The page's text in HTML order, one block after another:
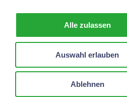
Alle zulassen
Auswahl erlauben
Ablehnen